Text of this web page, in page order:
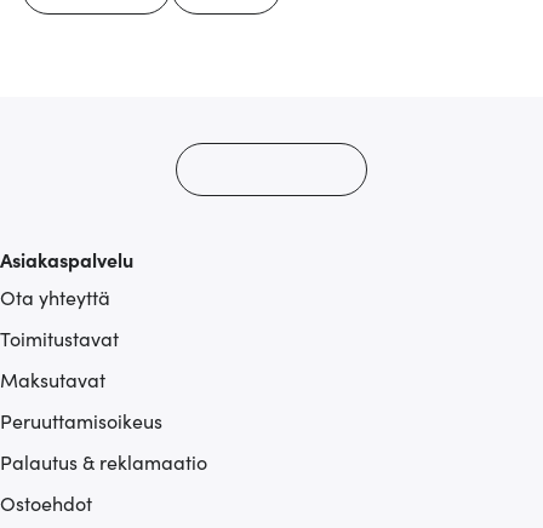
Asiakaspalvelu
Ota yhteyttä
Toimitustavat
Maksutavat
Peruuttamisoikeus
Palautus & reklamaatio
Ostoehdot